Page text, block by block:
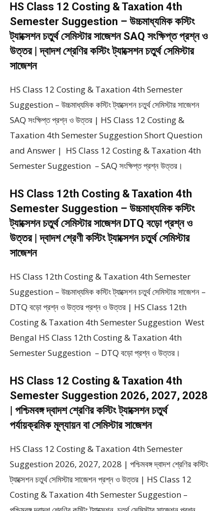
HS Class 12 Costing & Taxation 4th
Semester Suggestion – উচ্চমাধ্যমিক কস্টিং
ট্যাক্সেশন চতুর্থ সেমিস্টার সাজেশন SAQ সংক্ষিপ্ত প্রশ্ন ও
উত্তর | দ্বাদশ শ্রেণির কস্টিং ট্যাক্সেশন চতুর্থ সেমিস্টার
সাজেশন
HS Class 12 Costing & Taxation 4th Semester
Suggestion – উচ্চমাধ্যমিক কস্টিং ট্যাক্সেশন চতুর্থ সেমিস্টার সাজেশন
SAQ সংক্ষিপ্ত প্রশ্ন ও উত্তর | HS Class 12 Costing &
Taxation 4th Semester Suggestion Short Question
and Answer | HS Class 12 Costing & Taxation 4th
Semester Suggestion – SAQ সংক্ষিপ্ত প্রশ্ন উত্তর।
HS Class 12th Costing & Taxation 4th
Semester Suggestion – উচ্চমাধ্যমিক কস্টিং
ট্যাক্সেশন চতুর্থ সেমিস্টার সাজেশন DTQ বড়ো প্রশ্ন ও
উত্তর | দ্বাদশ শ্রেণী কস্টিং ট্যাক্সেশন চতুর্থ সেমিস্টার
সাজেশন
HS Class 12th Costing & Taxation 4th Semester
Suggestion – উচ্চমাধ্যমিক কস্টিং ট্যাক্সেশন চতুর্থ সেমিস্টার সাজেশন –
DTQ বড়ো প্রশ্ন ও উত্তর প্রশ্ন ও উত্তর | HS Class 12th
Costing & Taxation 4th Semester Suggestion West
Bengal HS Class 12th Costing & Taxation 4th
Semester Suggestion – DTQ বড়ো প্রশ্ন ও উত্তর।
HS Class 12 Costing & Taxation 4th
Semester Suggestion 2026, 2027, 2028
| পশ্চিমবঙ্গ দ্বাদশ শ্রেণির কস্টিং ট্যাক্সেশন চতুর্থ
পর্যায়ক্রমিক মূল্যায়ন বা সেমিস্টার সাজেশন
HS Class 12 Costing & Taxation 4th Semester
Suggestion 2026, 2027, 2028 | পশ্চিমবঙ্গ দ্বাদশ শ্রেণির কস্টিং
ট্যাক্সেশন চতুর্থ সেমিস্টার সাজেশন প্রশ্ন ও উত্তর | HS Class 12
Costing & Taxation 4th Semester Suggestion –